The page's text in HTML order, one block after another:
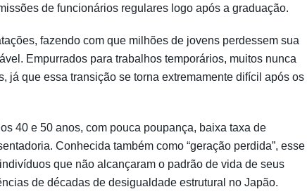
de funcionários regulares logo após a graduação.
fazendo com que milhões de jovens perdessem sua
Empurrados para trabalhos temporários, muitos nunca
já que essa transição se torna extremamente difícil após os
40 e 50 anos, com pouca poupança, baixa taxa de
Conhecida também como “geração perdida”, esse
que não alcançaram o padrão de vida de seus
de décadas de desigualdade estrutural no Japão.